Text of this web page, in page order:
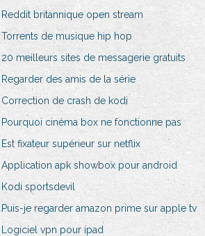
Reddit britannique open stream
Torrents de musique hip hop
20 meilleurs sites de messagerie gratuits
Regarder des amis de la série
Correction de crash de kodi
Pourquoi cinéma box ne fonctionne pas
Est fixateur supérieur sur netflix
Application apk showbox pour android
Kodi sportsdevil
Puis-je regarder amazon prime sur apple tv
Logiciel vpn pour ipad